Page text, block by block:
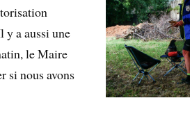
a aussi une
le Maire
si nous avons